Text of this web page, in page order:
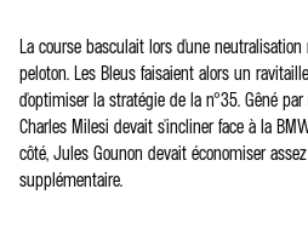
La course basculait lors d'une
peloton. Les Bleus faisaient alors un
d'optimiser la stratégie de la n°35. Gêné
Charles Milesi devait s'incliner face à la
côté, Jules Gounon devait économiser
supplémentaire.